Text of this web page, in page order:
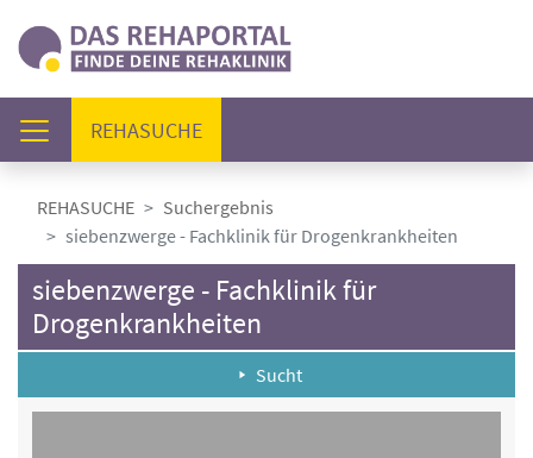
REHASUCHE(AKTUELL)
REHASUCHE
Suchergebnis
siebenzwerge - Fachklinik für Drogenkrankheiten
siebenzwerge - Fachklinik für
Drogenkrankheiten
Sucht